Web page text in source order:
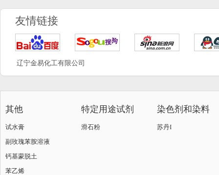
友情链接
辽宁金易化工有限公司
其他
试水膏
副玫瑰苯胺溶液
钙基蒙脱土
苯乙烯
特定用途试剂
滑石粉
染色剂和染料
苏丹I